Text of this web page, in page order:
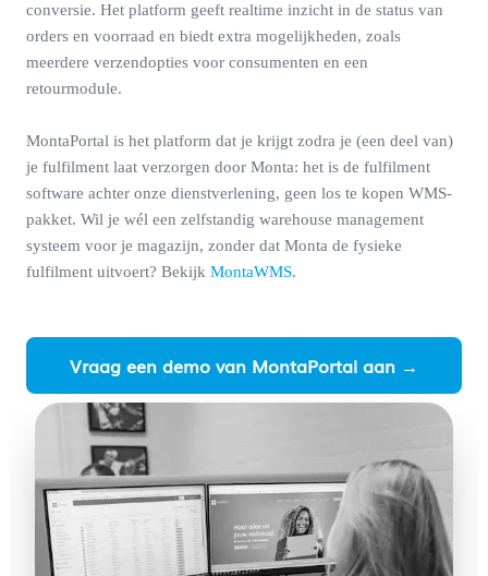
conversie. Het platform geeft realtime inzicht in de status van
orders en voorraad en biedt extra mogelijkheden, zoals
meerdere verzendopties voor consumenten en een
retourmodule.
MontaPortal is het platform dat je krijgt zodra je (een deel van)
je fulfilment laat verzorgen door Monta: het is de fulfilment
software achter onze dienstverlening, geen los te kopen WMS-
pakket. Wil je wél een zelfstandig warehouse management
systeem voor je magazijn, zonder dat Monta de fysieke
fulfilment uitvoert? Bekijk MontaWMS.
Vraag een demo van MontaPortal aan →